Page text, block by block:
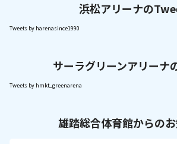
浜松アリーナの
Tweets by harenasince1990
サーラグリーンアリーナ
Tweets by hmkt_greenarena
雄踏総合体育館からの